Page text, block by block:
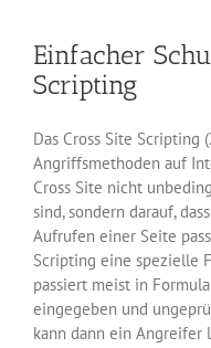
akut
gefährdet
Einfacher
Scripting
Das Cross Site Scripting
Angriffsmethoden auf
Cross Site nicht
sind, sondern darauf,
Aufrufen einer Seite
Scripting eine spezielle
passiert meist in
eingegeben und
kann dann ein Angreifer